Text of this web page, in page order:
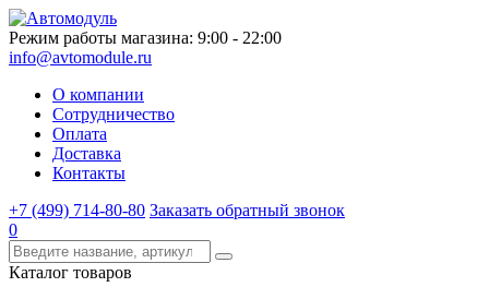
Режим работы магазина: 9:00 - 22:00
info@avtomodule.ru
О компании
Сотрудничество
Оплата
Доставка
Контакты
+7 (499) 714-80-80 Заказать обратный звонок
0
Каталог товаров